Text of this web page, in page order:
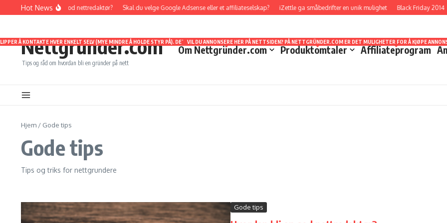
Gå til innhold
Hot News
Hvordan bli en god nettredaktør? Skal du velge Google Adsense eller et affiliateselskap? iZettle ga småbedrifter en unik mulighet Black Friday 2014
Nettgründer.com
Tips og råd om hvordan bli en gründer på nett
Om Nettgründer.com
NISJER. SELV OM JEG ER RELATIVT FERSK SOM NETTGRUNDER, HAR JEG ALLIKEVEL LÆRT MYE I LØPET AV DE ÅRENE JEG HAR HOLDT PÅ. DET ER MULIG Å STARTE
Produktomtaler
BÅDE POSITIVT OG NEGATIVT REPRESENTERT. JEG VIL OGSÅ HOLDE DERE OPPDATERT PÅ DET JEG VELGER Å KALLE SVINDELFORSØK/SCAM DA DETTE ER NOE SOM KAN LURE
Affiliateprogram
HVER ENKELT SELV (MYE MINDRE Å HOLDE STYR PÅ). DET BLIR KUN ETT STED Å FORHOLDE SEG TIL NÅR DET GJELDER STATISTIKKER OG
VIL DU ANNONSERE HER PÅ NETTSIDEN? PÅ NETTGRÜNDER.COM ER DET MULIGHETER FOR Å KJØPE
Hjem / Gode tips
Gode tips
Tips og triks for nettgrundere
Gode tips